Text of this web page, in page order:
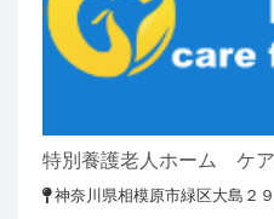
特別養護老人ホーム ケ
神奈川県相模原市緑区大島２